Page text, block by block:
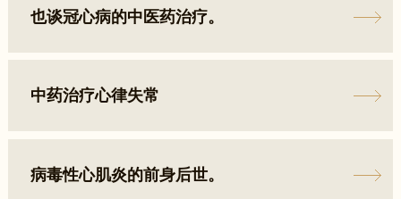
也谈冠心病的中医药治疗。
中药治疗心律失常
病毒性心肌炎的前身后世。